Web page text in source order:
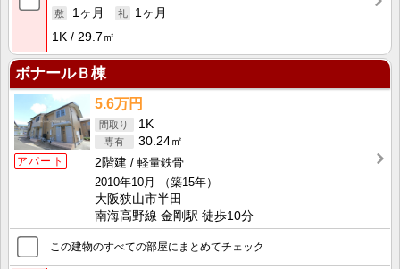
1ヶ月
1ヶ月
1K
29.7㎡
ボナールＢ棟
アパート
5.6万円
1K
30.24㎡
2階建
軽量鉄骨
2010年10月
（築15年）
大阪狭山市半田
南海高野線 金剛駅 徒歩10分
この建物のすべての部屋にまとめてチェック